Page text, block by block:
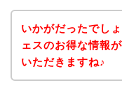
いかがだったでし
ェスのお得な情報
いただきますね♪